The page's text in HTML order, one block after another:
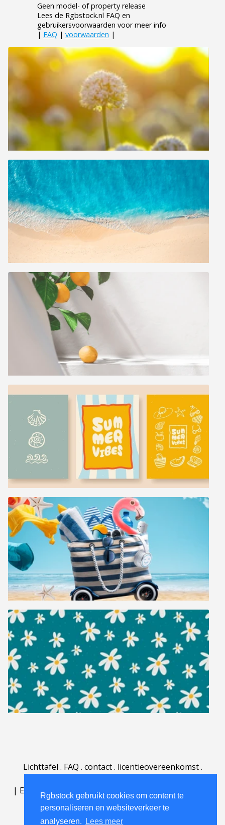
Rgbstock gebruikt cookies om content te
personaliseren en websiteverkeer te
analyseren.
Lees meer
Geen model- of property release
Lees de Rgbstock.nl FAQ en
gebruikersvoorwaarden voor meer info
| FAQ | voorwaarden |
Lichttafel . FAQ . contact. licentieovereenkomst.
| English | Deutsch Español | Português
Nederlands|